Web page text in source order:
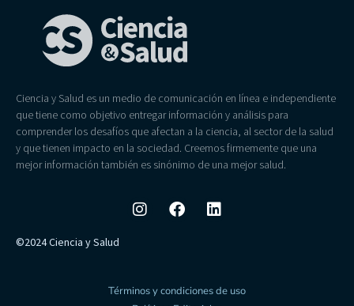
Ciencia y Salud es un medio de comunicación en línea e independiente
que tiene como objetivo entregar información y análisis para
comprender los desafíos que afectan a la ciencia, al sector de la salud
y que tienen impacto en la sociedad. Creemos firmemente que una
mejor información también es sinónimo de una mejor salud.
©2024 Ciencia y Salud
Términos y condiciones de uso